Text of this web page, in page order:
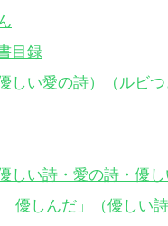
目録
しい愛の詩）（ルビ
い詩・愛の詩・優
優しんだ」（優しい